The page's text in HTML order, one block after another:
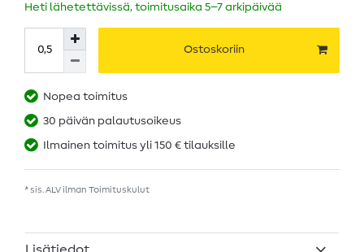
Heti lähetettävissä, toimitusaika 5–7 arkipäivää
Ostoskoriin
Nopea toimitus
30 päivän palautusoikeus
Ilmainen toimitus yli 150 € tilauksille
* sis. ALV ilman Toimituskulut